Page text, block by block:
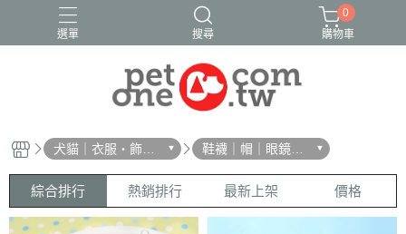
選單 搜尋
0
購物車
犬貓｜衣服・飾
品・雨衣
鞋襪｜帽｜眼鏡｜
自背包
綜合排行 熱銷排行 最新上架 價格